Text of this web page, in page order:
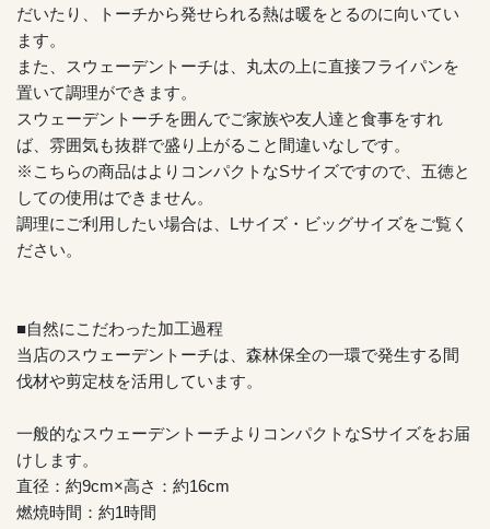
だいたり、トーチから発せられる熱は暖をとるのに向いてい
ます。
また、スウェーデントーチは、丸太の上に直接フライパンを
置いて調理ができます。
スウェーデントーチを囲んでご家族や友人達と食事をすれ
ば、雰囲気も抜群で盛り上がること間違いなしです。
※こちらの商品はよりコンパクトなSサイズですので、五徳と
しての使用はできません。
調理にご利用したい場合は、Lサイズ・ビッグサイズをご覧く
ださい。
■自然にこだわった加工過程
当店のスウェーデントーチは、森林保全の一環で発生する間
伐材や剪定枝を活用しています。
一般的なスウェーデントーチよりコンパクトなSサイズをお届
けします。
直径：約9cm×高さ：約16cm
燃焼時間：約1時間